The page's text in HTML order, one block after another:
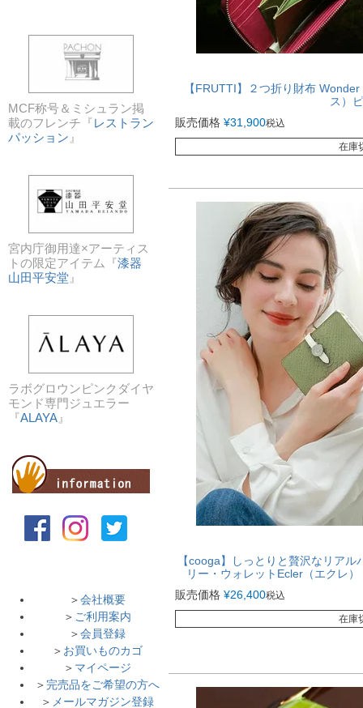
MCF称号＆ミシュラン掲
載のフレンチ『レストラン
パッション 』
宮内庁御用達×アーティス
トの限定アイテム『漆器
山田平安堂 』
ラボグロウンピンクダイヤ
モンド専門ジュエラー
『ALAYA 』
＞会社概要
＞ ご利用案内
＞会員登録
＞ お買いものカゴ
＞ マイページ
＞ 完売品をご希望の方へ
＞ メールマガジン登録
【FRUTTI】２つ折り財布
ス）
販売価格 ¥31,900税込
在庫
【cooga】しっとりと贅沢なリア
リー・ウォレットEcler（エクレ
販売価格 ¥26,400税込
在庫